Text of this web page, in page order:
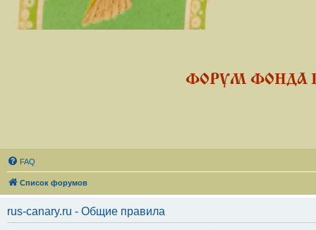
ФОРУМ ФОНДА
FAQ
Список форумов
rus-canary.ru - Общие правила